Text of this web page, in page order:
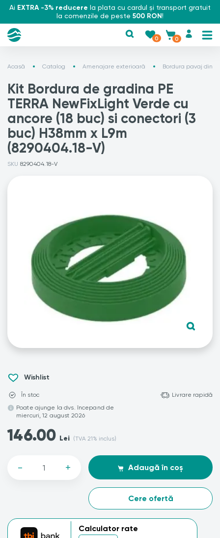
Ai EXTRA -3% reducere la plata cu cardul și transport gratuit
la comenzile de peste 500 RON!
0 0
Acasă Catalog Amenajare exterioară Bordura pavaj din
Kit Bordura de gradina PE
TERRA NewFixLight Verde cu
ancore (18 buc) si conectori (3
buc) H38mm x L9m
(8290404.18-V)
SKU 8290404.18-V
Wishlist
În stoc
Livrare rapidă
Poate ajunge la dvs. începand de
miercuri, 12 august 2026
146.00 Lei (TVA 21% inclus)
- + Adaugă în coș
Cere ofertă
Calculator rate